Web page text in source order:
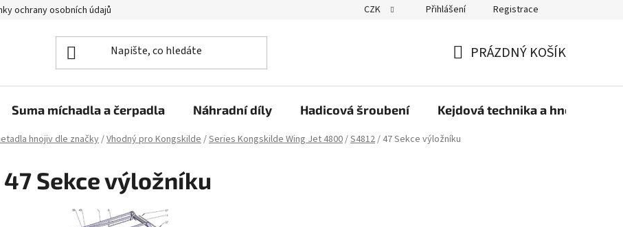
ochrany osobních údajů CZK Přihlášení Registrace
KOŠÍK
PRÁZDNÝ KOŠÍK
Suma míchadla a čerpadla Náhradní díly Hadicová šroubení Kejdová technika a hnojiva
hnojiv dle značky/Vhodný pro Kongskilde/Series Kongskilde Wing Jet 4800/S4812/ 47 Sekce výložníku
47 Sekce výložníku